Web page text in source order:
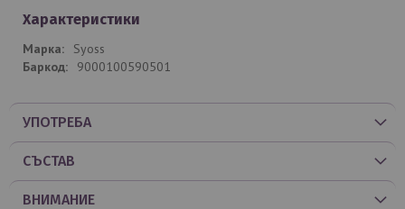
Характеристики
Syoss
9000100590501
УПОТРЕБА
СЪСТАВ
ВНИМАНИЕ